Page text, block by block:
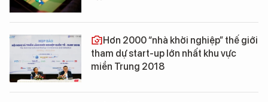
Hơn 2000 “nhà khởi nghiệp” thế giới
tham dự start-up lớn nhất khu vực
miền Trung 2018